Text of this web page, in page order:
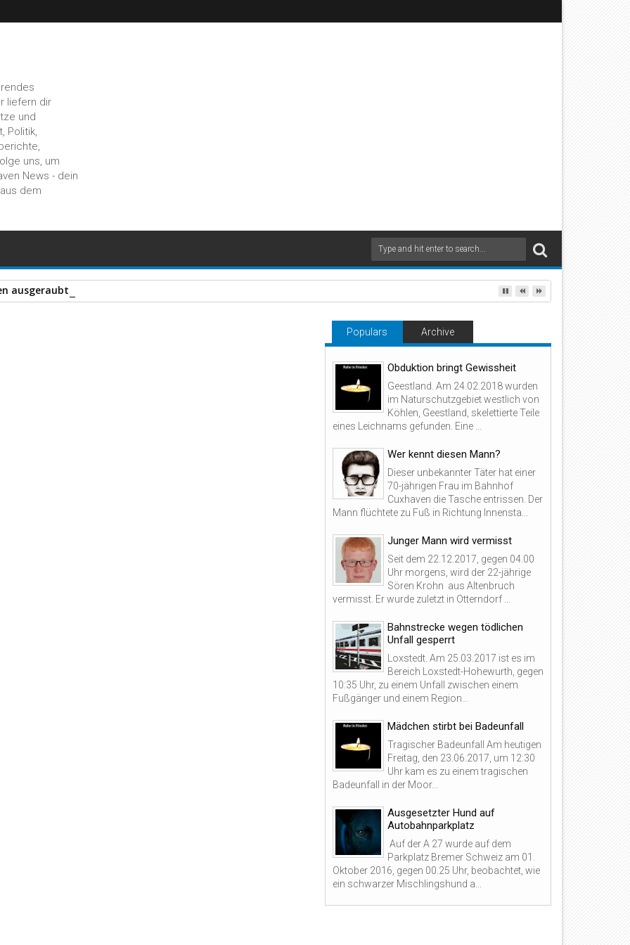
liefern dir
und
Politik,
uns, um
News - dein
dem
ausgeraubt – offenbar sechs Täter beteiligt
09
Feb
06
Populars Archive
Obduktion bringt Gewissheit
Geestland. Am 24.02.2018 wurden
im Naturschutzgebiet westlich von
Köhlen, Geestland, skelettierte Teile
eines Leichnams gefunden. Eine ...
Wer kennt diesen Mann?
Dieser unbekannter Täter hat einer
70-jährigen Frau im Bahnhof
Cuxhaven die Tasche entrissen. Der
Mann flüchtete zu Fuß in Richtung Innensta...
Junger Mann wird vermisst
Seit dem 22.12.2017, gegen 04.00
Uhr morgens, wird der 22-jährige
Sören Krohn aus Altenbruch
vermisst. Er wurde zuletzt in Otterndorf ...
Bahnstrecke wegen tödlichen
Unfall gesperrt
Loxstedt. Am 25.03.2017 ist es im
Bereich Loxstedt-Hohewurth, gegen
10:35 Uhr, zu einem Unfall zwischen einem
Fußgänger und einem Region...
Mädchen stirbt bei Badeunfall
Tragischer Badeunfall Am heutigen
Freitag, den 23.06.2017, um 12:30
Uhr kam es zu einem tragischen
Badeunfall in der Moor...
Ausgesetzter Hund auf
Autobahnparkplatz
Auf der A 27 wurde auf dem
Parkplatz Bremer Schweiz am 01.
Oktober 2016, gegen 00.25 Uhr, beobachtet, wie
ein schwarzer Mischlingshund a...